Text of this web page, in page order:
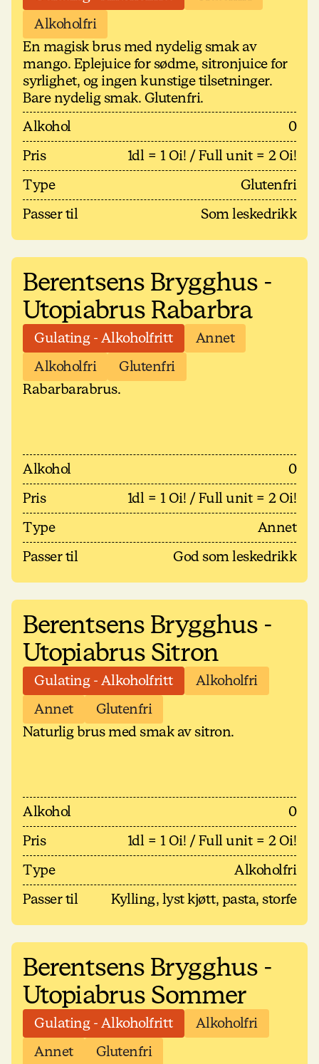
Alkoholfri
En magisk brus med nydelig smak av
mango. Eplejuice for sødme, sitronjuice for
syrlighet, og ingen kunstige tilsetninger.
Bare nydelig smak. Glutenfri.
Alkohol
0
Pris
1dl = 1 Oi! / Full unit = 2 Oi!
Type
Glutenfri
Passer til
Som leskedrikk
Berentsens Brygghus -
Utopiabrus Rabarbra
Gulating - Alkoholfritt
Annet
Alkoholfri
Glutenfri
Rabarbarabrus.
Alkohol
0
Pris
1dl = 1 Oi! / Full unit = 2 Oi!
Type
Annet
Passer til
God som leskedrikk
Berentsens Brygghus -
Utopiabrus Sitron
Gulating - Alkoholfritt
Alkoholfri
Annet
Glutenfri
Naturlig brus med smak av sitron.
Alkohol
0
Pris
1dl = 1 Oi! / Full unit = 2 Oi!
Type
Alkoholfri
Passer til
Kylling, lyst kjøtt, pasta, storfe
Berentsens Brygghus -
Utopiabrus Sommer
Gulating - Alkoholfritt
Alkoholfri
Annet
Glutenfri